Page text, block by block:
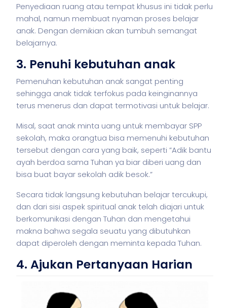
Penyediaan ruang atau tempat khusus ini tidak perlu
mahal, namun membuat nyaman proses belajar
anak. Dengan demikian akan tumbuh semangat
belajarnya.
3. Penuhi kebutuhan anak
Pemenuhan kebutuhan anak sangat penting
sehingga anak tidak terfokus pada keinginannya
terus menerus dan dapat termotivasi untuk belajar.
Misal, saat anak minta uang untuk membayar SPP
sekolah, maka orangtua bisa memenuhi kebutuhan
tersebut dengan cara yang baik, seperti ”Adik bantu
ayah berdoa sama Tuhan ya biar diberi uang dan
bisa buat bayar sekolah adik besok.”
Secara tidak langsung kebutuhan belajar tercukupi,
dan dari sisi aspek spiritual anak telah diajari untuk
berkomunikasi dengan Tuhan dan mengetahui
makna bahwa segala seuatu yang dibutuhkan
dapat diperoleh dengan meminta kepada Tuhan.
4. Ajukan Pertanyaan Harian